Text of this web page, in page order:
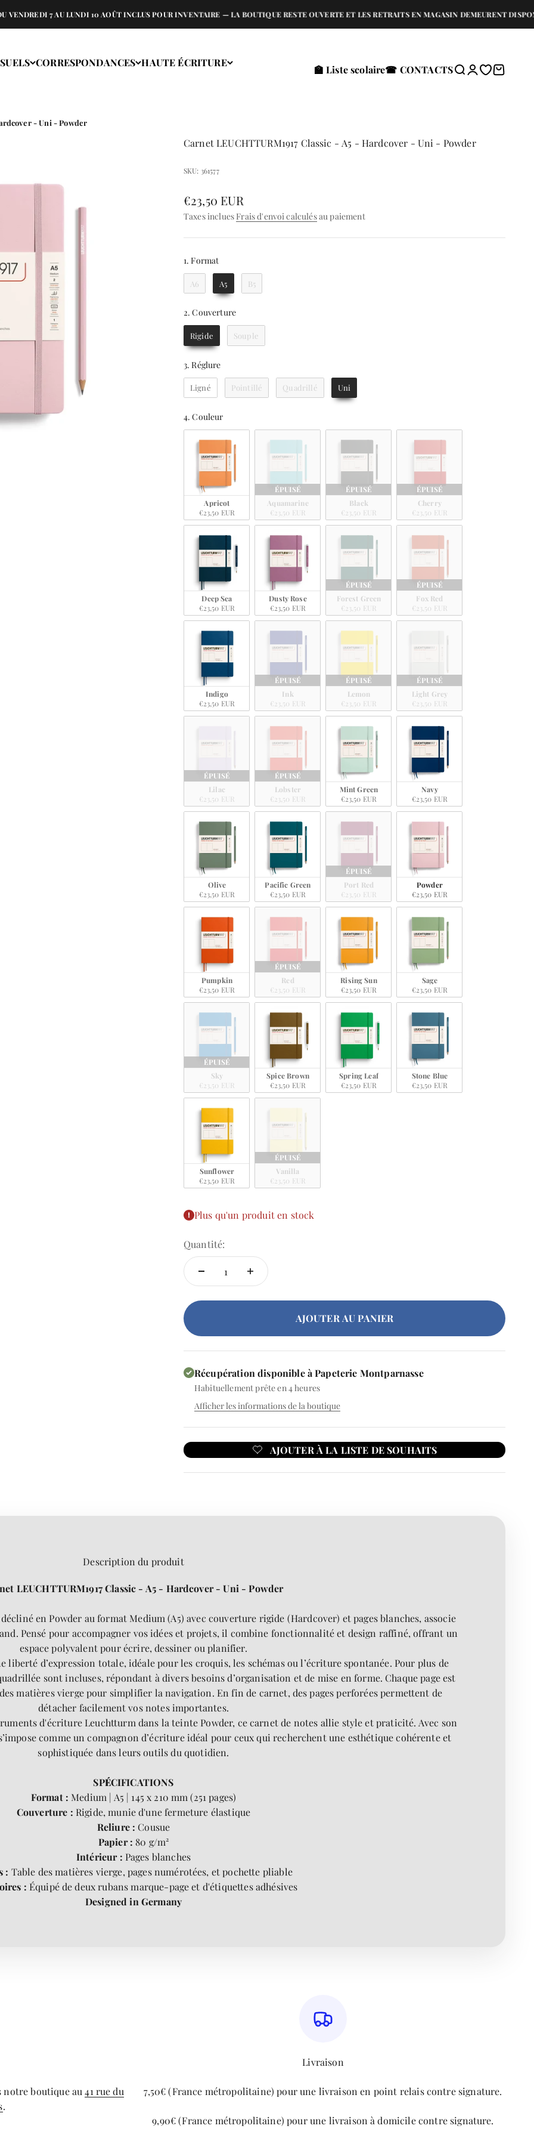
7 AU LUNDI 10 AOÛT INCLUS POUR INVENTAIRE — LA BOUTIQUE RESTE OUVERTE ET LES RETRAITS EN MAGASIN DEMEURENT DISPONIBLES ⚠️
CORRESPONDANCES HAUTE ÉCRITURE
🏫 Liste scolaire☎ CONTACTSRecherche
Connexion
Translation
Panier
- Uni - Powder
Carnet LEUCHTTURM1917 Classic - A5 - Hardcover - Uni - Powder
SKU: 361577
Prix de vente
€23,50 EUR
Taxes inclues Frais d'envoi calculésau paiement
1. Format1. Format
A6 A5 B5
2. Couverture2. Couverture
Rigide Souple
3. Réglure3. Réglure
Ligné Pointillé Quadrillé Uni
4. Couleur4. Couleur
Apricot
€23,50 EUR
ÉPUISÉ
Aquamarine
€23,50 EUR
ÉPUISÉ
Black
€23,50 EUR
ÉPUISÉ
Cherry
€23,50 EUR
Deep Sea
€23,50 EUR
Dusty Rose
€23,50 EUR
ÉPUISÉ
Forest Green
€23,50 EUR
ÉPUISÉ
Fox Red
€23,50 EUR
Indigo
€23,50 EUR
ÉPUISÉ
Ink
€23,50 EUR
ÉPUISÉ
Lemon
€23,50 EUR
ÉPUISÉ
Light Grey
€23,50 EUR
ÉPUISÉ
Lilac
€23,50 EUR
ÉPUISÉ
Lobster
€23,50 EUR
Mint Green
€23,50 EUR
Navy
€23,50 EUR
Olive
€23,50 EUR
Pacific Green
€23,50 EUR
ÉPUISÉ
Port Red
€23,50 EUR
Powder
€23,50 EUR
Pumpkin
€23,50 EUR
ÉPUISÉ
Red
€23,50 EUR
Rising Sun
€23,50 EUR
Sage
€23,50 EUR
ÉPUISÉ
Sky
€23,50 EUR
Spice Brown
€23,50 EUR
Spring Leaf
€23,50 EUR
Stone Blue
€23,50 EUR
Sunflower
€23,50 EUR
ÉPUISÉ
Vanilla
€23,50 EUR
Plus qu'un produit en stock
Quantité:
AJOUTER AU PANIER
Récupération disponible à Papeterie Montparnasse
Habituellement prête en 4 heures
Afficher les informations de la boutique
Description du produit
LEUCHTTURM1917 Classic - A5 - Hardcover - Uni - Powder
en Powder au format Medium (A5) avec couverture rigide (Hardcover) et pages blanches, associe
Pensé pour accompagner vos idées et projets, il combine fonctionnalité et design raffiné, offrant un
espace polyvalent pour écrire, dessiner ou planifier.
liberté d’expression totale, idéale pour les croquis, les schémas ou l’écriture spontanée. Pour plus de
sont incluses, répondant à divers besoins d’organisation et de mise en forme. Chaque page est
matières vierge pour simplifier la navigation. En fin de carnet, des pages perforées permettent de
détacher facilement vos notes importantes.
d'écriture Leuchtturm dans la teinte Powder, ce carnet de notes allie style et praticité. Avec son
comme un compagnon d’écriture idéal pour ceux qui recherchent une esthétique cohérente et
sophistiquée dans leurs outils du quotidien.
SPÉCIFICATIONS
Format : Medium | A5 | 145 x 210 mm (251 pages)
Couverture : Rigide, munie d'une fermeture élastique
Reliure : Cousue
Papier : 80 g/m²
Intérieur : Pages blanches
: Table des matières vierge, pages numérotées, et pochette pliable
: Équipé de deux rubans marque-page et d'étiquettes adhésives
Designed in Germany
notre boutique au41 rue du
.
Livraison
7,50€ (France métropolitaine) pour une livraison en point relais contre signature.
9,90€ (France métropolitaine) pour une livraison à domicile contre signature.